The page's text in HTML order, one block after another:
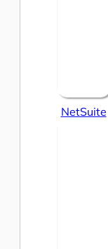
NetSuite